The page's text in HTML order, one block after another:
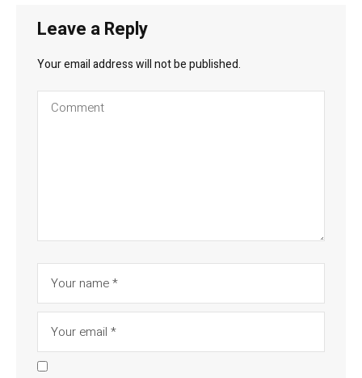
Leave a Reply
Your email address will not be published.